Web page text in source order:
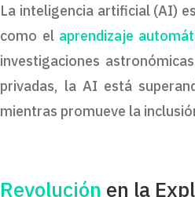
La inteligencia artificial (AI)
como el aprendizaje
investigaciones
privadas, la AI está
mientras promueve la
Revolución en la